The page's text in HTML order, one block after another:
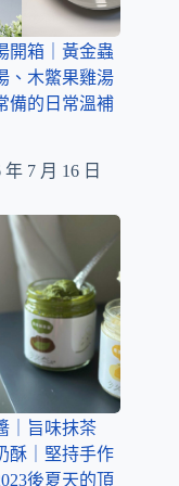
開箱｜黃金蟲
、木鱉果雞湯
備的日常溫補
年 7 月 16 日
｜旨味抹茶
酥｜堅持手作
後夏天的頂